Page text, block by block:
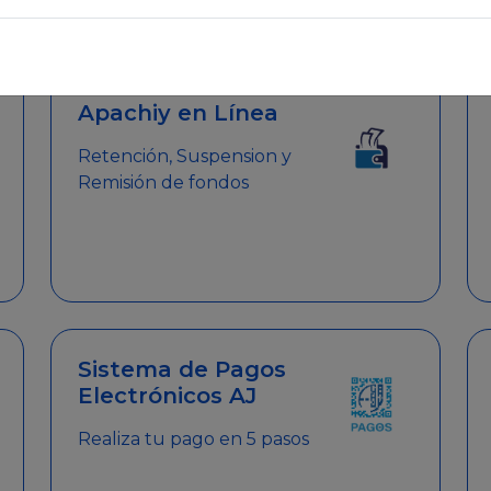
Apachiy en Línea
Retención, Suspension y
Remisión de fondos
Sistema de Pagos
Electrónicos AJ
Realiza tu pago en 5 pasos